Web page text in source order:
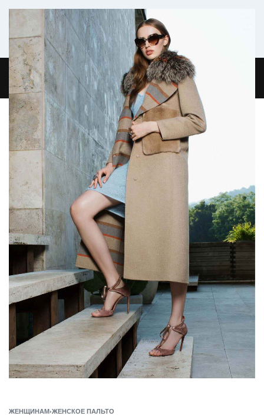
Комфортабельный микроавтобус
ГЛАВНАЯЖУРНАЛ
ЖЕНЩИНАМ›ЖЕНСКОЕ ПАЛЬТО